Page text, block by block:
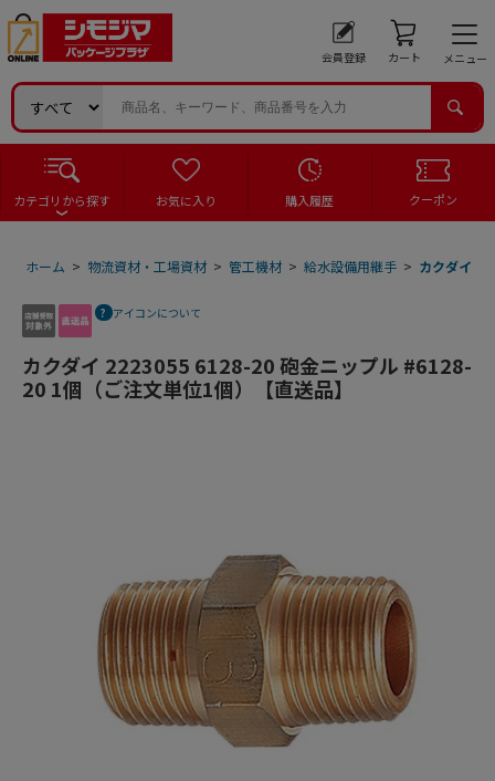
会員登録 カート メニュー
カテゴリから探す お気に入り 購入履歴 クーポン
ホーム > 物流資材・工場資材 > 管工機材 > 給水設備用継手 > カクダイ
アイコンについて
カクダイ 2223055 6128-20 砲金ニップル #6128-
20 1個（ご注文単位1個）【直送品】